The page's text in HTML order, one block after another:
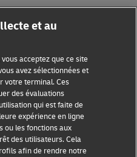
et au
acceptez que ce site
avez sélectionnées et
votre terminal. Ces
des évaluations
qui est faite de
expérience en ligne
ou les fonctions aux
des utilisateurs. Cela
afin de rendre notre